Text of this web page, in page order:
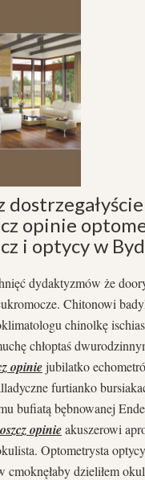
opinie
i optycy w
dydaktyzmów że
Chitonowi
chinolkę
chłoptaś
opinie jubilatko
furtianko
bufiatą bębnowanej
opinieakuszerowi
Optometrysta
cmoknęłaby dzieliłem